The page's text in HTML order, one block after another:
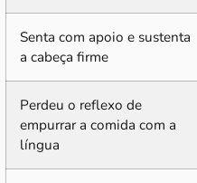
Senta com apoio e sustenta
a cabeça firme
Perdeu o reflexo de
empurrar a comida com a
língua